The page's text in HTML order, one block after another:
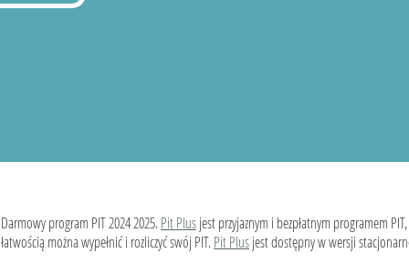
Darmowy program PIT 2024 2025.Pit Plusjest przyjaznym i bezpłatnym programem
łatwością można wypełnić i rozliczyć swój PIT.Pit Plusjest dostępny w wersji